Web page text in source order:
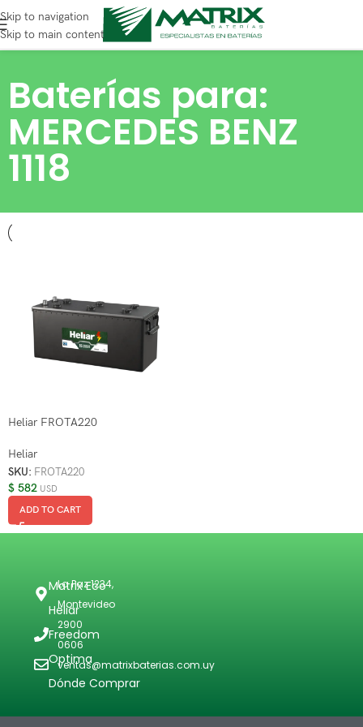
Skip to navigation
Skip to main content
Baterías para:
MERCEDES BENZ
1118
Heliar FROTA220
Heliar
SKU: FROTA220
$ 582 USD
ADD TO CART
La Paz 1234,
Montevideo
2900
0606
ventas@matrixbaterias.com.uy
Matrix Eco
Heliar
Freedom
Optima
Dónde Comprar